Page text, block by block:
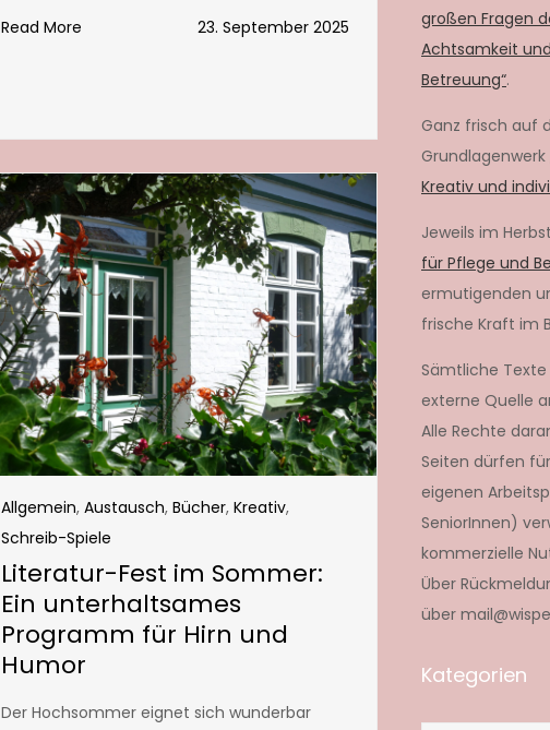
Read More 23. September 2025
Allgemein, Austausch, Bücher, Kreativ,
Schreib-Spiele
Literatur-Fest im Sommer:
Ein unterhaltsames
Programm für Hirn und
Humor
Der Hochsommer eignet sich wunderbar
großen Fragen
Achtsamkeit
Betreuung“.
Ganz frisch auf
Grundlagenwerk
Kreativ und
Jeweils im
für Pflege und
ermutigenden
frische Kraft im
Sämtliche Texte
externe Quelle
Alle Rechte
Seiten dürfen
eigenen
SeniorInnen)
kommerzielle
Über
über
Kategorien